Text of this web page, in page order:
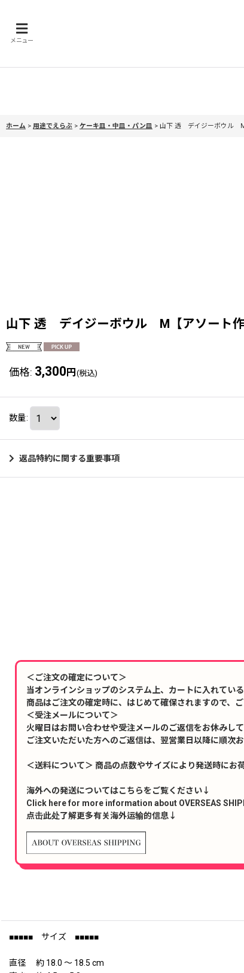
メニュー
ホーム > 用途でえらぶ > ケーキ皿・中皿・パン皿 > 山下 透 デイジーボウル M
山下 透 デイジーボウル M【アソート作
価格: 3,300 円 (税込)
数量:
返品特約に関する重要事項
＜ご注文の確定について＞
当オンラインショップのシステム上、カートに入れてい
商品はご注文の確定時に、はじめて確保されますので、
＜受注メールについて＞
火曜日はお問い合わせや受注メールのご返信をお休みして
ご注文いただいた方へのご返信は、翌営業日以降に順次お
＜送料について＞ 商品の点数やサイズにより発送時にお
海外への発送についてはこちらをご覧ください↓
Click here for more information about OVERSEAS
点击此处了解更多有关海外运输的信息↓
■■■■■ サイズ ■■■■■
直径 約 18.0 〜 18.5 cm